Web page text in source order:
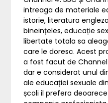
intreaga de materiale
istorie, literatura
bineințeles, educație
libertate totala sa
care le doresc. Acest
a fost facut de
dar e considerat unul
ale educației sexuale
școli il prefera